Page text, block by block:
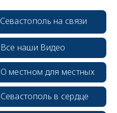
Севастополь на связи
Все наши Видео
О местном для местных
Севастополь в сердце